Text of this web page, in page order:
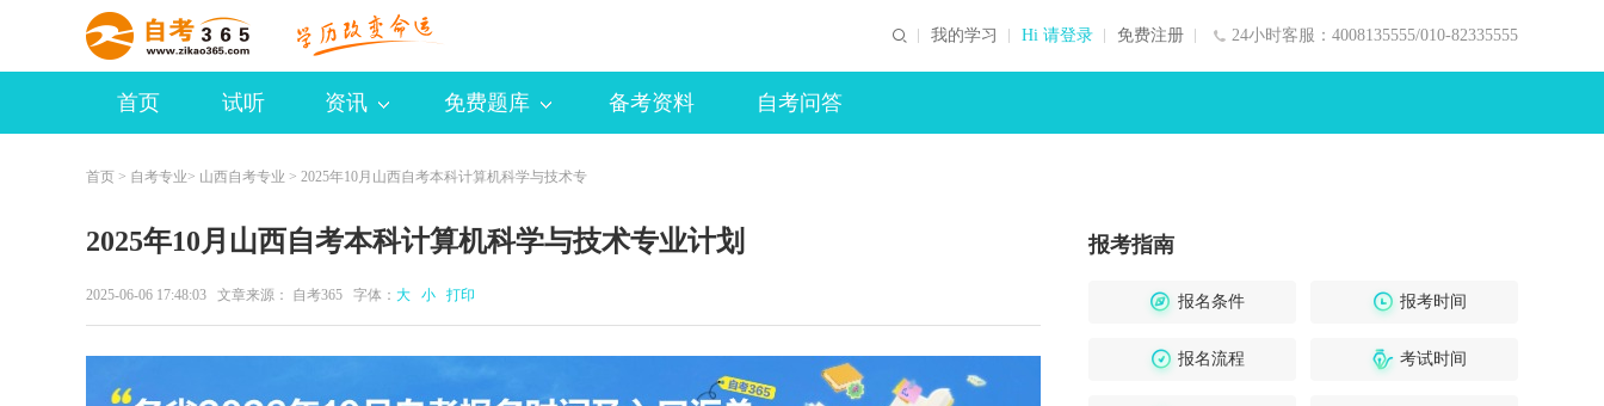
24小时客服：4008135555/010-82335555
我的学习 Hi 请登录 免费注册
首页 试听 资讯 免费题库 备考资料 自考问答
首页 > 自考专业> 山西自考专业 > 2025年10月山西自考本科计算机科学与技术专
2025年10月山西自考本科计算机科学与技术专业计划
2025-06-06 17:48:03 文章来源： 自考365 字体： 大 小 打印
报考指南
报名条件 报考时间
报名流程 考试时间